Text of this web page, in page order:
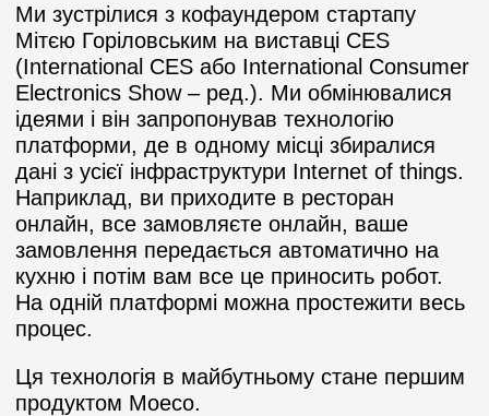
Ми зустрілися з кофаундером стартапу
Мітєю Горіловським на виставці CES
(International CES або International Consumer
Electronics Show – ред.). Ми обмінювалися
ідеями і він запропонував технологію
платформи, де в одному місці збиралися
дані з усієї інфраструктури Internet of things.
Наприклад, ви приходите в ресторан
онлайн, все замовляєте онлайн, ваше
замовлення передається автоматично на
кухню і потім вам все це приносить робот.
На одній платформі можна простежити весь
процес.
Ця технологія в майбутньому стане першим
продуктом Moeco.